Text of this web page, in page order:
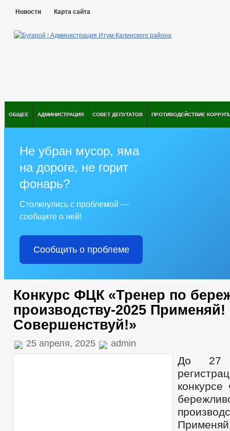
Новости Карта сайта
ОБЩЕЕ АДМИНИСТРАЦИЯ СОВЕТ ДЕПУТАТОВ ПРОТИВОДЕЙСТВИЕ
Не убран мусор, яма
на дороге, не горит
фонарь?
Столкнулись с проблемой —
сообщите о ней!
Сообщить о проблеме
Конкурс ФЦК «Тренер по
производству-2025
Совершенствуй!»
25 апреля, 2025 admin
До 27